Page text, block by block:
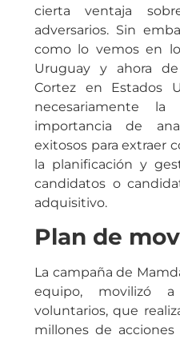
cierta ventaja
adversarios. Sin
como lo vemos en
Uruguay y ahora
Cortez en Estados
necesariamente
importancia de
exitosos para extraer
la planificación y
candidatos o
adquisitivo.
Plan de
La campaña de
equipo, movilizó
voluntarios, que
millones de